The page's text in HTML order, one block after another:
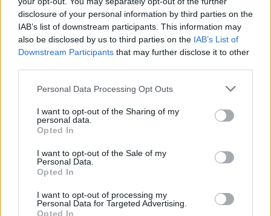
disclosure of your personal information by third parties on the
IAB’s list of downstream participants. This information may
also be disclosed by us to third parties on the IAB’s List of
Downstream Participants that may further disclose it to other
Please note that this website/app uses one or more Google
not limited to your visit or usage behaviour. You may click to
grant or deny consent to Google and its third-party tags to
use your data for below specified purposes in below Google
consent section.
Personal Data Processing Opt Outs
I want to opt-out of the Sharing of my
personal data.
Opted In
I want to opt-out of the Sale of my
Personal Data.
Opted In
I want to opt-out of processing my
Personal Data for Targeted Advertising.
Opted In
Hirdetés
Hirdetés